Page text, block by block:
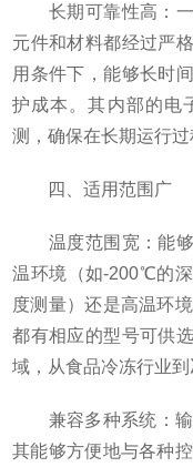
长期可靠性高：一
元件和材料都经过严
用条件下，能够长时
护成本。其内部的电
测，确保在长期运行过
四、适用范围广
温度范围宽：能够
温环境（如-200℃的
度测量）还是高温环
都有相应的型号可供
域，从食品冷冻行业到
兼容多种系统：输
其能够方便地与各种